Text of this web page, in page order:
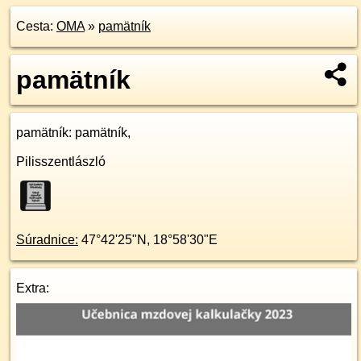
Cesta: OMA» pamätník
pamätník
pamätník: pamätník,
Pilisszentlászló
Súradnice: 47°42'25"N , 18°58'30"E
Extra: